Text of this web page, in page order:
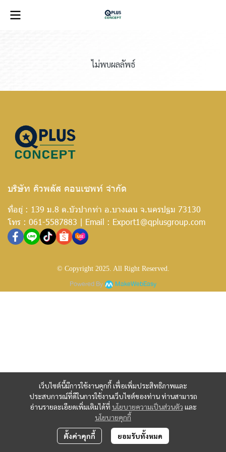
ไม่พบผลลัพธ์
เว็บไซต์นี้มีการใช้งานคุกกี้ เพื่อเพิ่มประสิทธิภาพและ
ประสบการณ์ที่ดีในการใช้งานเว็บไซต์ของท่าน ท่านสามารถ
อ่านรายละเอียดเพิ่มเติมได้ที่ นโยบายความเป็นส่วนตัว และ
นโยบายคุกกี้
ตั้งค่าคุกกี้ ยอมรับทั้งหมด
บริษัท คิวพลัส คอนเซพท์ จำกัด
ที่อยู่ : 139 ม.8 ต.บัวปากท่า อ.บางเลน จ.นครปฐม 73130
โทร : 061-5587883 | Email : Export1@qplusgroup.com
© Copyright 2025. All Right Reserved.
Powered By MakeWebEasy